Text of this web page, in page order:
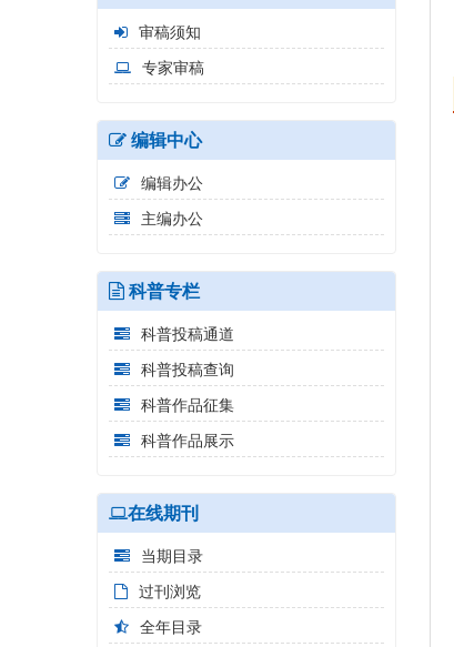
审稿须知
专家审稿
编辑中心
编辑办公
主编办公
科普专栏
科普投稿通道
科普投稿查询
科普作品征集
科普作品展示
在线期刊
当期目录
过刊浏览
全年目录